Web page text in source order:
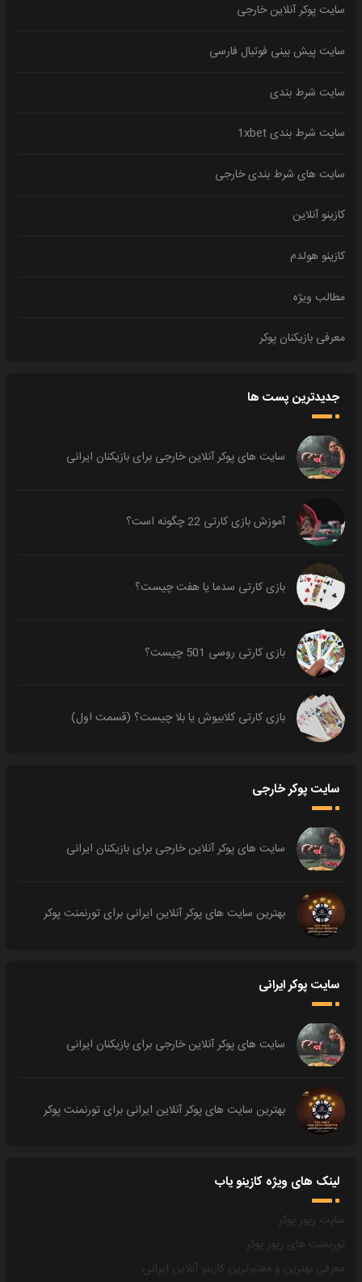
سایت پوکر آنلاین خارجی
سایت پیش بینی فوتبال فارسی
سایت شرط بندی
سایت شرط بندی 1xbet
سایت های شرط بندی خارجی
کازینو آنلاین
کازینو هولدم
مطالب ویژه
معرفی بازیکنان پوکر
جدیدترین پست ها
سایت های پوکر آنلاین خارجی برای بازیکنان ایرانی
آموزش بازی کارتی 22 چگونه است؟
بازی کارتی سدما یا هفت چیست؟
بازی کارتی روسی 501 چیست؟
بازی کارتی کلابیوش یا بلا چیست؟ (قسمت اول)
سایت پوکر خارجی
سایت های پوکر آنلاین خارجی برای بازیکنان ایرانی
بهترین سایت های پوکر آنلاین ایرانی برای تورنمنت پوکر
سایت پوکر ایرانی
سایت های پوکر آنلاین خارجی برای بازیکنان ایرانی
بهترین سایت های پوکر آنلاین ایرانی برای تورنمنت پوکر
لینک های ویژه کازینو یاب
سایت ریور پوکر
تورنمنت های ریور پوکر
معرفی بهترین و معتبرترین کازینو آنلاین ایرانی